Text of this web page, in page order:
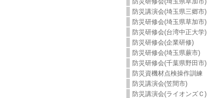
防災講演会(埼玉県三郷市)
防災研修会(埼玉県草加市)
防災研修会(台湾中正大学)
防災研修会(企業研修)
防災研修会(埼玉県蕨市)
防災研修会(千葉県野田市)
防災資機材点検操作訓練
防災講演会(笠間市)
防災講演会(ライオンズＣ)